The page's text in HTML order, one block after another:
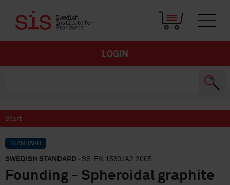
LOGIN
Start
STANDARD
SWEDISH STANDARD · SS-EN 1563/A2:2005
Founding - Spheroidal graphite